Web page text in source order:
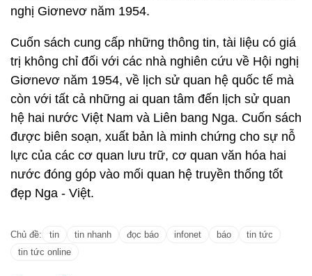
nghị Giơnevơ năm 1954.
Cuốn sách cung cấp những thông tin, tài liệu có giá
trị không chỉ đối với các nhà nghiên cứu về Hội nghị
Giơnevơ năm 1954, về lịch sử quan hệ quốc tế mà
còn với tất cả những ai quan tâm đến lịch sử quan
hệ hai nước Việt Nam và Liên bang Nga. Cuốn sách
được biên soạn, xuất bản là minh chứng cho sự nỗ
lực của các cơ quan lưu trữ, cơ quan văn hóa hai
nước đóng góp vào mối quan hệ truyền thống tốt
đẹp Nga - Việt.
Chủ đề: tin tin nhanh đọc báo infonet báo
tin tức
tin tức online